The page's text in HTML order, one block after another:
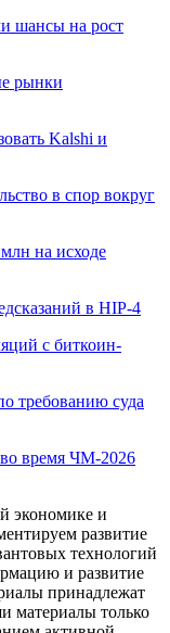
шансы на рост
рынки
Kalshi и
в спор вокруг
на исходе
в HIP-4
с биткоин-
требованию суда
время ЧМ-2026
экономике и
развитие
технологий
и развитие
принадлежат
материалы только